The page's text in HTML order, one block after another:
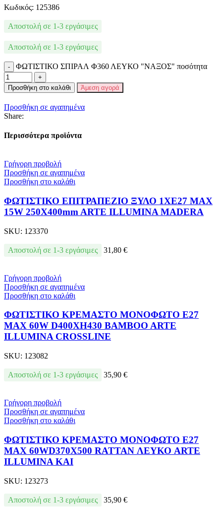
Κωδικός: 125386
Αποστολή σε 1-3 εργάσιμες
Αποστολή σε 1-3 εργάσιμες
ΦΩΤΙΣΤΙΚΟ ΣΠΙΡΑΛ Φ360 ΛΕΥΚΟ "ΝΑΞΟΣ" ποσότητα
Προσθήκη στο καλάθι Άμεση αγορά
Προσθήκη σε αγαπημένα
Share:
Περισσότερα προϊόντα
Γρήγορη προβολή
Προσθήκη σε αγαπημένα
Προσθήκη στο καλάθι
ΦΩΤΙΣΤΙΚΟ ΕΠΙΤΡΑΠΕΖΙΟ ΞΥΛΟ 1XE27 MAX
15W 250X400mm ARTE ILLUMINA MADERA
SKU: 123370
Αποστολή σε 1-3 εργάσιμες 31,80 €
Γρήγορη προβολή
Προσθήκη σε αγαπημένα
Προσθήκη στο καλάθι
ΦΩΤΙΣΤΙΚΟ ΚΡΕΜΑΣΤΟ ΜΟΝΟΦΩΤΟ Ε27
MAX 60W D400XH430 BAMBOO ARTE
ILLUMINA CROSSLINE
SKU: 123082
Αποστολή σε 1-3 εργάσιμες 35,90 €
Γρήγορη προβολή
Προσθήκη σε αγαπημένα
Προσθήκη στο καλάθι
ΦΩΤΙΣΤΙΚΟ ΚΡΕΜΑΣΤΟ ΜΟΝΟΦΩΤΟ Ε27
MAX 60WD370X500 RATTAN ΛΕΥΚΟ ARTE
ILLUMINA KAI
SKU: 123273
Αποστολή σε 1-3 εργάσιμες 35,90 €